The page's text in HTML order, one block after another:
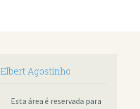
Elbert Agostinho
Esta área é reservada para